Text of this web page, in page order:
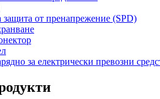
защита от пренапрежение (SPD)
за електрически превозни